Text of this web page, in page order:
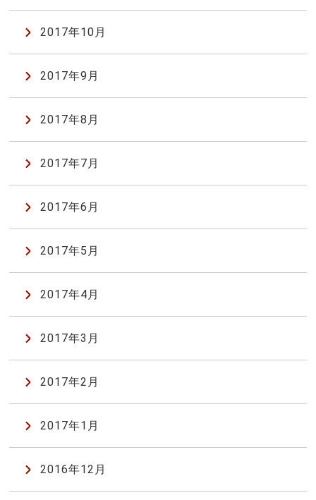
2017年10月
2017年9月
2017年8月
2017年7月
2017年6月
2017年5月
2017年4月
2017年3月
2017年2月
2017年1月
2016年12月